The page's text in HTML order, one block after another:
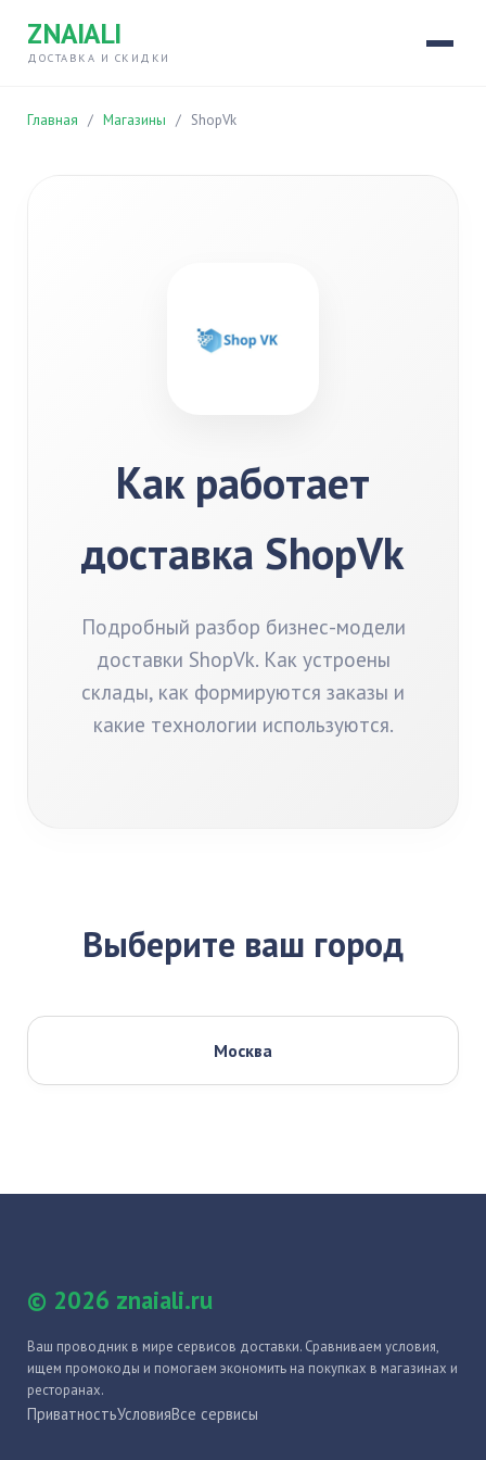
ZNAIALI
ДОСТАВКА И СКИДКИ
Главная / Магазины / ShopVk
Как работает
доставка ShopVk
Подробный разбор бизнес-модели
доставки ShopVk. Как устроены
склады, как формируются заказы и
какие технологии используются.
Выберите ваш город
Москва
© 2026 znaiali.ru
Ваш проводник в мире сервисов доставки. Сравниваем условия,
ищем промокоды и помогаем экономить на покупках в магазинах и
ресторанах.
ПриватностьУсловияВсе сервисы